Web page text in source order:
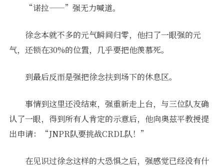
“诺拉——”强无力喊道。
徐念本就不多的元气瞬间归零，他扫了一眼强的元
气，还锁在30%的位置，几乎要把他羡慕死。
到最后反而是强把徐念扶到场下的休息区。
事情到这里还没结束，强重新走上台，与三位队友确
认了一眼，得到所有人肯定的示意后，他向奥兹平教授提
出申请：“JNPR队要挑战CRDL队！”
在见识过徐念这样的大恐惧之后，强感觉已经没有什